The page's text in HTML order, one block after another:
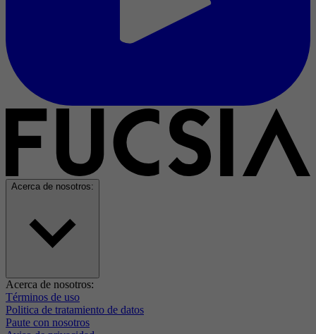
Acerca de nosotros:
Acerca de nosotros:
Términos de uso
Politica de tratamiento de datos
Paute con nosotros